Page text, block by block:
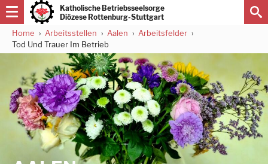
Direkt
zum
Inhalt
Katholische Betriebsseelsorge
Diözese Rottenburg-Stuttgart
Pfadnavigation
Home Arbeitsstellen Aalen
Arbeitsfelder
Tod Und Trauer Im Betrieb